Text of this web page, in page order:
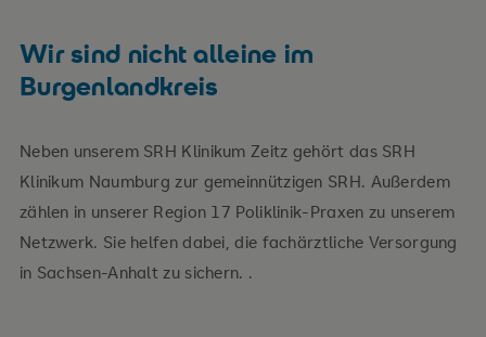
Wir sind nicht alleine im
Burgenlandkreis
Neben unserem SRH Klinikum Zeitz gehört das SRH
Klinikum Naumburg zur gemeinnützigen SRH. Außerdem
zählen in unserer Region 17 Poliklinik-Praxen zu unserem
Netzwerk. Sie helfen dabei, die fachärztliche Versorgung
in Sachsen-Anhalt zu sichern. .